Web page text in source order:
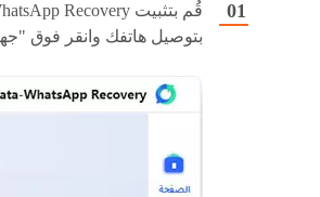
بتوصيل هاتفك وانقر فوق